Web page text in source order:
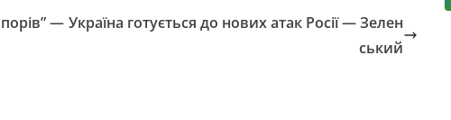
— Україна готується до нових атак Росії — Зелен
ський